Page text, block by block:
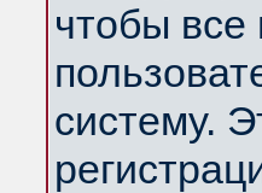
чтобы
систему.